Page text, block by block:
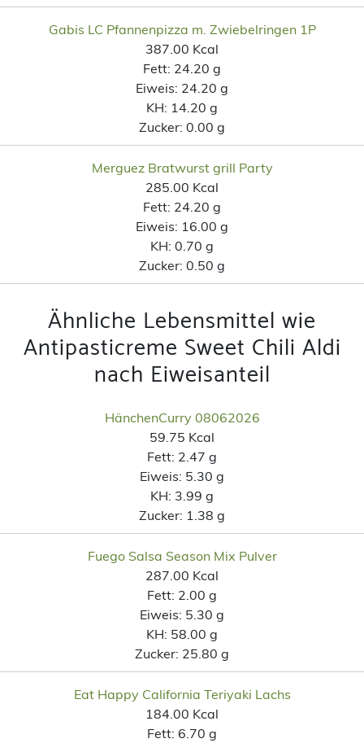
Gabis LC Pfannenpizza m. Zwiebelringen 1P
387.00 Kcal
Fett: 24.20 g
Eiweis: 24.20 g
KH: 14.20 g
Zucker: 0.00 g
Merguez Bratwurst grill Party
285.00 Kcal
Fett: 24.20 g
Eiweis: 16.00 g
KH: 0.70 g
Zucker: 0.50 g
Ähnliche Lebensmittel wie
Antipasticreme Sweet Chili Aldi
nach Eiweisanteil
HänchenCurry 08062026
59.75 Kcal
Fett: 2.47 g
Eiweis: 5.30 g
KH: 3.99 g
Zucker: 1.38 g
Fuego Salsa Season Mix Pulver
287.00 Kcal
Fett: 2.00 g
Eiweis: 5.30 g
KH: 58.00 g
Zucker: 25.80 g
Eat Happy California Teriyaki Lachs
184.00 Kcal
Fett: 6.70 g